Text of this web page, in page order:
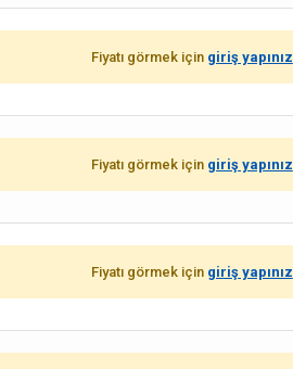
Fiyatı görmek için giriş yapınız
Fiyatı görmek için giriş yapınız
Fiyatı görmek için giriş yapınız